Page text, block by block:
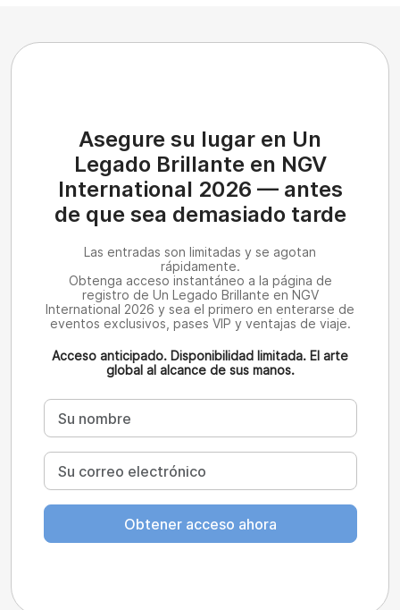
Asegure su lugar en Un
Legado Brillante en NGV
International 2026 — antes
de que sea demasiado tarde
Las entradas son limitadas y se agotan
rápidamente.
Obtenga acceso instantáneo a la página de
registro de Un Legado Brillante en NGV
International 2026 y sea el primero en enterarse de
eventos exclusivos, pases VIP y ventajas de viaje.
Acceso anticipado. Disponibilidad limitada. El arte
global al alcance de sus manos.
Obtener acceso ahora